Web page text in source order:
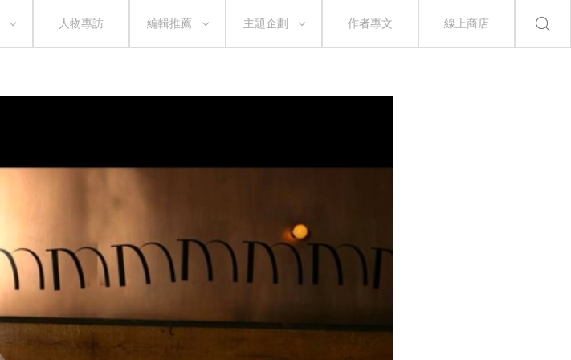
人物專訪 編輯推薦 主題企劃 作者專文 線上商店